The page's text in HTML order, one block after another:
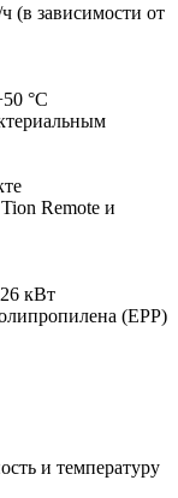
(в зависимости от
°С
Remote и
кВт
(ЕРР)
и температуру